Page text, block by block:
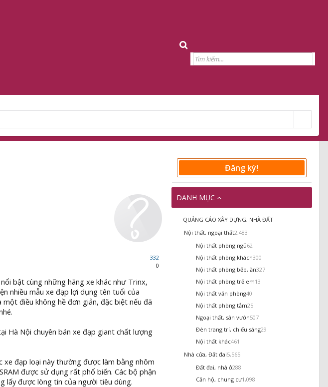
332
0
bật cùng những hãng xe khác như Trinx,
nhiều mẫu xe đạp lợi dụng tên tuổi của
điều không hề đơn giản, đặc biệt nếu đã
Hà Nội chuyên bán xe đạp giant chất lượng
xe đạp loại này thường được làm bằng nhôm
được sử dụng rất phổ biến. Các bộ phận
lấy được lòng tin của người tiêu dùng.
Đăng ký!
DANH MỤC
QUẢNG CÁO XÂY DỰNG, NHÀ ĐẤT
Nội thất, ngoại thất2,483
Nội thất phòng ngủ62
Nội thất phòng khách300
Nội thất phòng bếp, ăn327
Nội thất phòng trẻ em13
Nội thất văn phòng40
Nội thất phòng tắm25
Ngoại thất, sân vườn507
Đèn trang trí, chiếu sáng29
Nội thất khác461
Nhà cửa, Đất đai5,565
Đất đai, nhà ở288
Căn hộ, chung cư1,098